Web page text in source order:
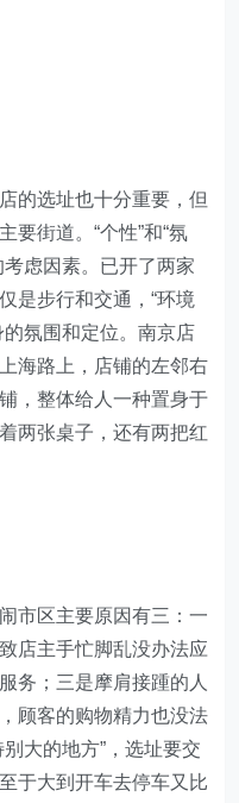
选址也十分重要，但
要街道。“个性”和“氛
虑因素。已开了两家
是步行和交通，“环境
氛围和定位。南京店
海路上，店铺的左邻右
，整体给人一种置身于
两张桌子，还有两把红
区主要原因有三：一
店主手忙脚乱没办法应
务；三是摩肩接踵的人
顾客的购物精力也没法
大的地方”，选址要交
于大到开车去停车又比